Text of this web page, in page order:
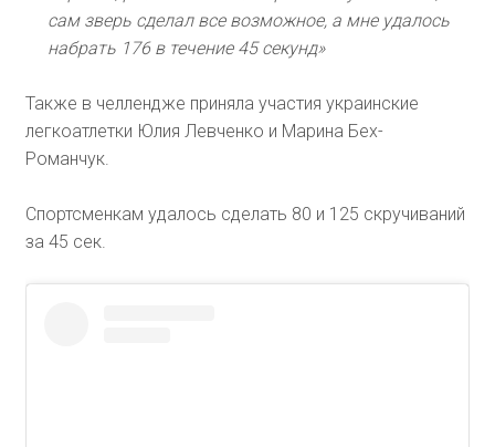
сам зверь сделал все возможное, а мне удалось
набрать 176 в течение 45 секунд»
Также в челлендже приняла участия украинские
легкоатлетки Юлия Левченко и Марина Бех-
Романчук.
Спортсменкам удалось сделать 80 и 125 скручиваний
за 45 сек.